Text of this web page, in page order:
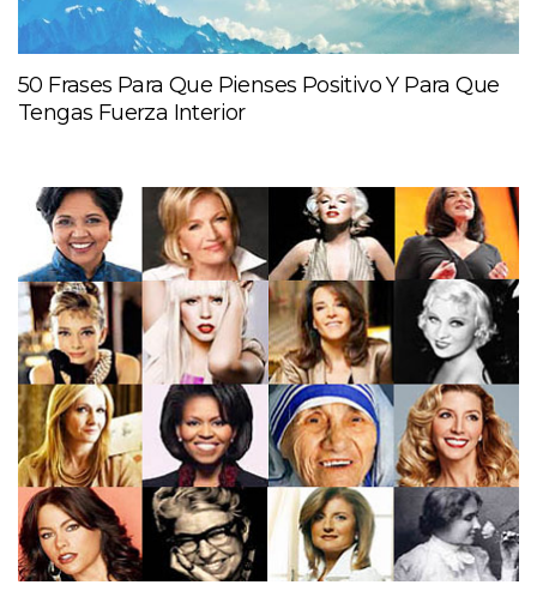
50 Frases Para Que Pienses Positivo Y Para Que
Tengas Fuerza Interior